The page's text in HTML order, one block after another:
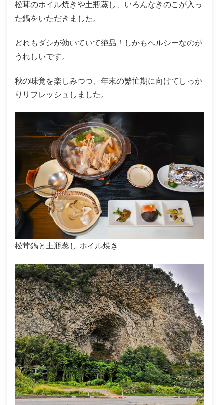
松茸のホイル焼きや土瓶蒸し、いろんなきのこが入っ
た鍋をいただきました。
どれもダシが効いていて絶品！しかもヘルシーなのが
うれしいです。
秋の味覚を楽しみつつ、年末の繁忙期に向けてしっか
りリフレッシュしました。
松茸鍋と土瓶蒸し ホイル焼き